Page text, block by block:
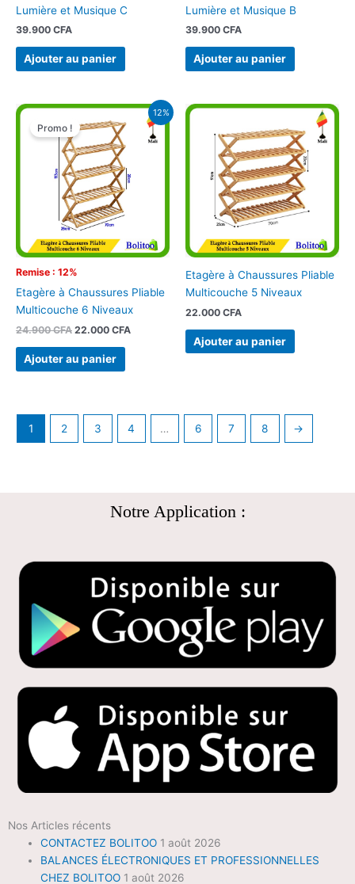
Lumière et Musique C
39.900 CFA
Ajouter au panier
Lumière et Musique B
39.900 CFA
Ajouter au panier
12%
Remise : 12%
Promo !
Etagère à Chaussures Pliable
Multicouche 6 Niveaux
24.900CFA
Le
prix
initial
était :
24.900 CFA.
22.000 CFA
Le
prix
actuel
est :
Ajouter au panier
Etagère à Chaussures Pliable
Multicouche 5 Niveaux
22.000 CFA
Ajouter au panier
1 2 3 4 … 6 7 8 →
Notre Application :
Nos Articles récents
CONTACTEZ BOLITOO 1 août 2026
BALANCES ÉLECTRONIQUES ET PROFESSIONNELLES
CHEZ BOLITOO 1 août 2026